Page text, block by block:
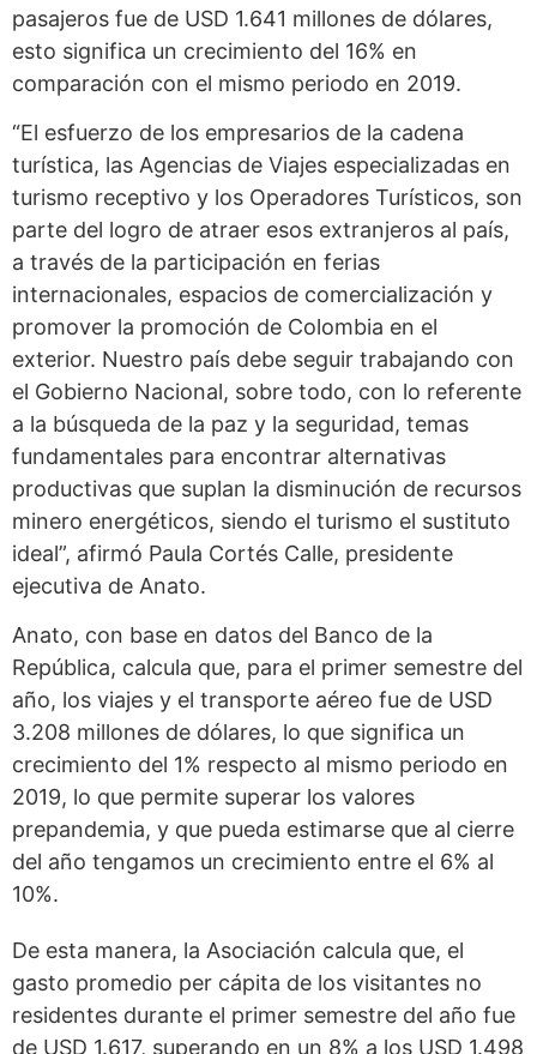
pasajeros fue de USD 1.641 millones de dólares,
esto significa un crecimiento del 16% en
comparación con el mismo periodo en 2019.
“El esfuerzo de los empresarios de la cadena
turística, las Agencias de Viajes especializadas en
turismo receptivo y los Operadores Turísticos, son
parte del logro de atraer esos extranjeros al país,
a través de la participación en ferias
internacionales, espacios de comercialización y
promover la promoción de Colombia en el
exterior. Nuestro país debe seguir trabajando con
el Gobierno Nacional, sobre todo, con lo referente
a la búsqueda de la paz y la seguridad, temas
fundamentales para encontrar alternativas
productivas que suplan la disminución de recursos
minero energéticos, siendo el turismo el sustituto
ideal”, afirmó Paula Cortés Calle, presidente
ejecutiva de Anato.
Anato, con base en datos del Banco de la
República, calcula que, para el primer semestre del
año, los viajes y el transporte aéreo fue de USD
3.208 millones de dólares, lo que significa un
crecimiento del 1% respecto al mismo periodo en
2019, lo que permite superar los valores
prepandemia, y que pueda estimarse que al cierre
del año tengamos un crecimiento entre el 6% al
10%.
De esta manera, la Asociación calcula que, el
gasto promedio per cápita de los visitantes no
residentes durante el primer semestre del año fue
de USD 1.617, superando en un 8% a los USD 1.498